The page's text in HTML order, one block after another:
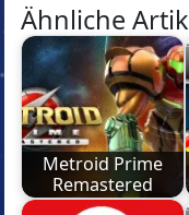
Ähnliche
Metroid Prime
Remastered